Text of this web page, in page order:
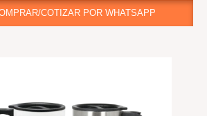
COTIZAR POR WHATSAPP